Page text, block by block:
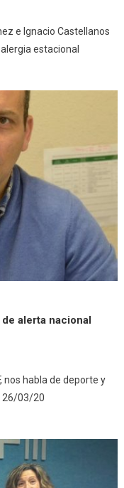
e Ignacio Castellanos
estacional
alerta nacional
nos habla de deporte y
26/03/20